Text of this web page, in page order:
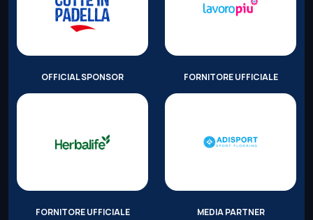
OFFICIAL SPONSOR FORNITORE UFFICIALE
FORNITORE UFFICIALE MEDIA PARTNER